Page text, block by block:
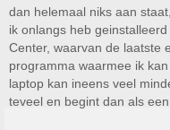
dan helemaal niks aan
ik onlangs heb
Center, waarvan de laatste
programma waarmee ik
laptop kan ineens veel
teveel en begint dan als